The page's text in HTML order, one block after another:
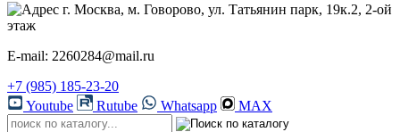
г. Москва, м. Говорово, ул. Татьянин парк, 19к.2, 2-ой
этаж
E-mail: 2260284@mail.ru
+7 (985) 185-23-20
Youtube
Rutube Whatsapp MAX